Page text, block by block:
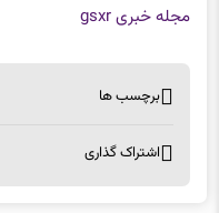
مجله خبری gsxr
برچسب ها
اشتراک گذاری